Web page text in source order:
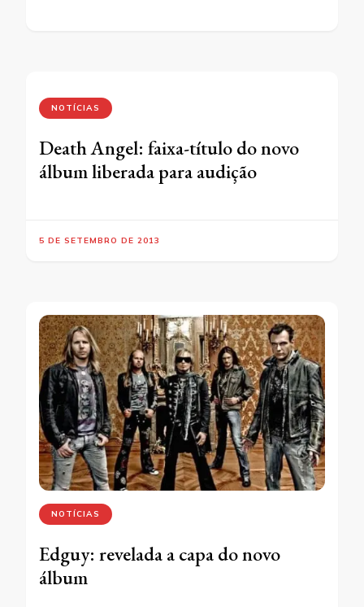
NOTÍCIAS
Death Angel: faixa-título do novo
álbum liberada para audição
5 DE SETEMBRO DE 2013
NOTÍCIAS
Edguy: revelada a capa do novo
álbum